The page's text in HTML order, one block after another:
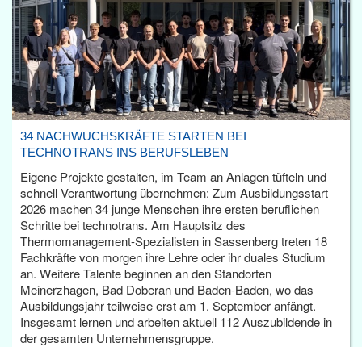
34 NACHWUCHSKRÄFTE STARTEN BEI
TECHNOTRANS INS BERUFSLEBEN
Eigene Projekte gestalten, im Team an Anlagen tüfteln und
schnell Verantwortung übernehmen: Zum Ausbildungsstart
2026 machen 34 junge Menschen ihre ersten beruflichen
Schritte bei technotrans. Am Hauptsitz des
Thermomanagement-Spezialisten in Sassenberg treten 18
Fachkräfte von morgen ihre Lehre oder ihr duales Studium
an. Weitere Talente beginnen an den Standorten
Meinerzhagen, Bad Doberan und Baden-Baden, wo das
Ausbildungsjahr teilweise erst am 1. September anfängt.
Insgesamt lernen und arbeiten aktuell 112 Auszubildende in
der gesamten Unternehmensgruppe.